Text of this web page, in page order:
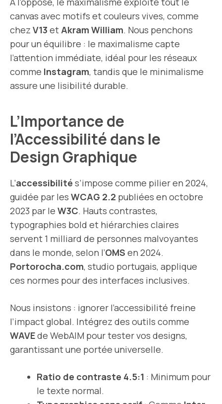
canvas avec motifs et couleurs vives, comme
chez V13 et Akram William. Nous penchons
pour un équilibre : le maximalisme capte
l’attention immédiate, idéal pour les réseaux
comme Instagram, tandis que le minimalisme
assure une lisibilité durable.
L’Importance de
l’Accessibilité dans le
Design Graphique
L’accessibilité s’impose comme pilier en 2024,
guidée par les WCAG 2.2 publiées en octobre
2023 par le W3C. Hauts contrastes,
typographies bold et hiérarchies claires
servent 1 milliard de personnes malvoyantes
dans le monde, selon l’OMS en 2024.
Portorocha.com, studio portugais, applique
ces normes pour des interfaces inclusives.
Nous insistons : ignorer l’accessibilité freine
l’impact global. Intégrez des outils comme
WAVEde WebAIM pour tester vos designs,
garantissant une portée universelle.
Ratio de contraste 4.5:1 : Minimum pour
le texte normal.